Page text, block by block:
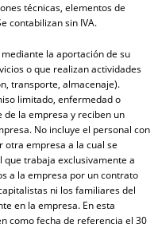
técnicas, elementos de
contabilizan sin IVA.
la aportación de su
o que realizan actividades
transporte, almacenaje).
limitado, enfermedad o
la empresa y reciben un
No incluye el personal con
otra empresa a la cual se
trabaja exclusivamente a
a la empresa por un contrato
ni los familiares del
en la empresa. En esta
como fecha de referencia el 30